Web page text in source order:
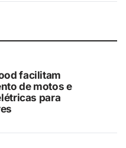
facilitam
de motos e
para